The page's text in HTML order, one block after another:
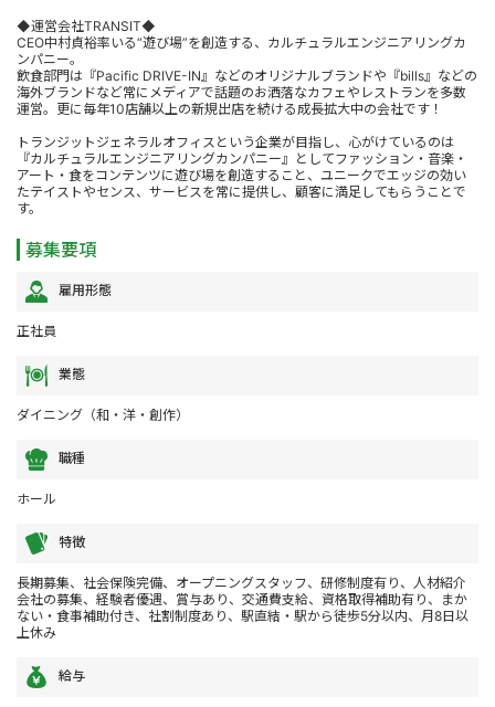
◆運営会社TRANSIT◆
CEO中村貞裕率いる“遊び場”を創造する、カルチュラルエンジニアリングカ
ンパニー。
飲食部門は『Pacific DRIVE-IN』などのオリジナルブランドや『bills』などの
海外ブランドなど常にメディアで話題のお洒落なカフェやレストランを多数
運営。更に毎年10店舗以上の新規出店を続ける成長拡大中の会社です！
トランジットジェネラルオフィスという企業が目指し、心がけているのは
『カルチュラルエンジニアリングカンパニー』としてファッション・音楽・
アート・食をコンテンツに遊び場を創造すること、ユニークでエッジの効い
たテイストやセンス、サービスを常に提供し、顧客に満足してもらうことで
す。
募集要項
雇用形態
正社員
業態
ダイニング（和・洋・創作）
職種
ホール
特徴
長期募集、社会保険完備、オープニングスタッフ、研修制度有り、人材紹介
会社の募集、経験者優遇、賞与あり、交通費支給、資格取得補助有り、まか
ない・食事補助付き、社割制度あり、駅直結・駅から徒歩5分以内、月8日以
上休み
給与